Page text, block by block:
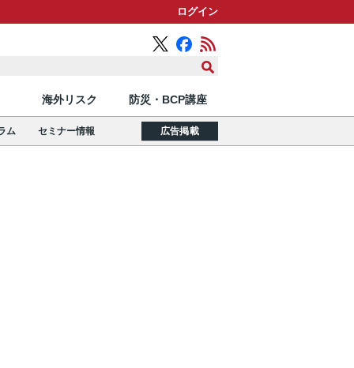
ログイン
海外リスク 防災・BCP講座
ム セミナー情報 広告掲載